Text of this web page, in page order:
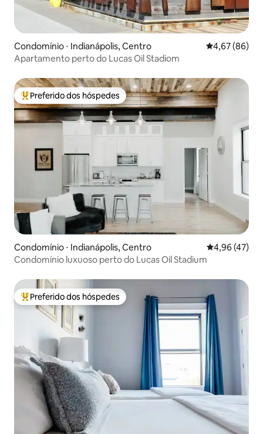
Condomínio ⋅ Indianápolis, Centro 4,67 de uma
4,67 (86)
Apartamento perto do Lucas Oil Stadiom
Entre os melhores preferidos dos hóspedes
Preferido dos hóspedes
Condomínio ⋅ Indianápolis, Centro 4,96 de uma
4,96 (47)
Condomínio luxuoso perto do Lucas Oil Stadium
Entre os melhores preferidos dos hóspedes
Preferido dos hóspedes